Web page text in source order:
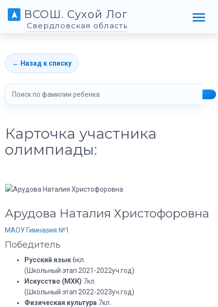
ВСОШ. Сухой Лог
Свердловская область
← Назад к списку
Карточка участника
олимпиады:
Арудова Наталия Христофоровна
МАОУ Гимназия №1
Победитель
Русский язык6кл.
(Школьный этап 2021-2022уч.год)
Искусство (МХК) 7кл.
(Школьный этап 2022-2023уч.год)
Физическая культура 7кл.